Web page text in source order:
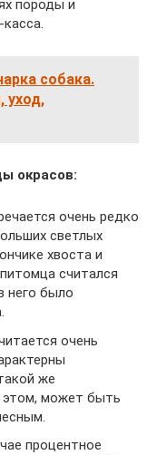
породы и
собака.
уход,
окрасов:
очень редко
светлых
хвоста и
считался
него было
очень
же
этом, может быть
процентное